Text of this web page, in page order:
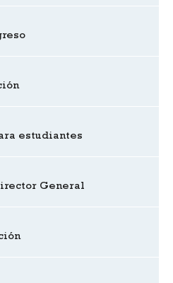
estudiantes
General